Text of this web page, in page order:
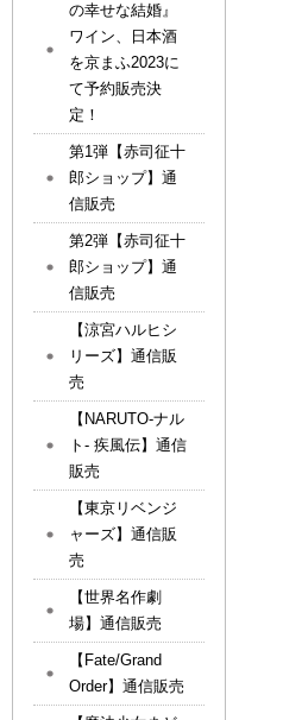
の幸せな結婚』
ワイン、日本酒
を京まふ2023に
て予約販売決
定！
第1弾【赤司征十
郎ショップ】通
信販売
第2弾【赤司征十
郎ショップ】通
信販売
【涼宮ハルヒシ
リーズ】通信販
売
【NARUTO-ナル
ト- 疾風伝】通信
販売
【東京リベンジ
ャーズ】通信販
売
【世界名作劇
場】通信販売
【Fate/Grand
Order】通信販売